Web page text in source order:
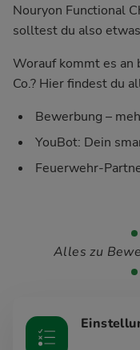
Nouryon Functional
solltest du also
Worauf kommt es an
Co.? Hier findest du
Bewerbung –
YouBot: Dein
Feuerwehr-
Alles zu